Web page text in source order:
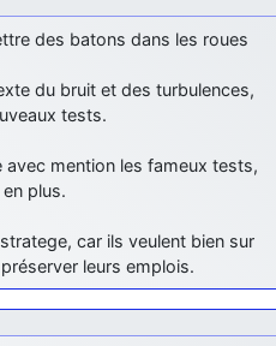
ça ne peut pas faire de mal !
de temps devant toi
un élève de première
officier de l'armée de l'air?
?
ce site .mais nous aimerions avoir
l'armée de l'air de la haute -volta
des batons dans les roues
du bruit et des turbulences,
tests.
avec mention les fameux tests,
plus.
car ils veulent bien sur
leurs emplois.